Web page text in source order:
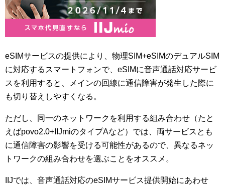
eSIMサービスの提供により、物理SIM+eSIMのデュアルSIM
に対応するスマートフォンで、eSIMに音声通話対応サービ
スを利用すると、メインの回線に通信障害が発生した際に
も切り替えしやすくなる。
ただし、同一のネットワークを利用する組み合わせ（たと
えばpovo2.0+IIJmiのタイプAなど）では、両サービスとも
に通信障害の影響を受ける可能性があるので、異なるネッ
トワークの組み合わせを選ぶことをオススメ。
IIJでは、音声通話対応のeSIMサービス提供開始にあわせ